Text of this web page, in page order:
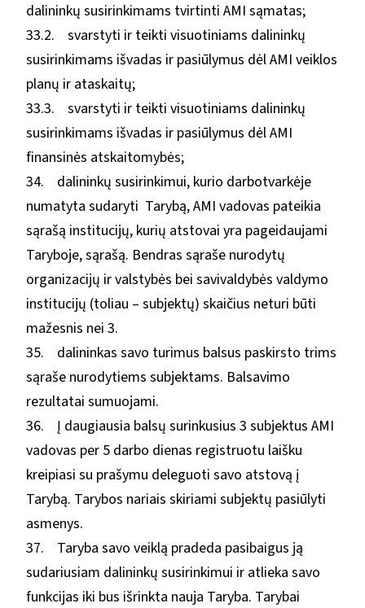
dalininkų susirinkimams tvirtinti AMI sąmatas;
33.2. svarstyti ir teikti visuotiniams dalininkų
susirinkimams išvadas ir pasiūlymus dėl AMI veiklos
planų ir ataskaitų;
33.3. svarstyti ir teikti visuotiniams dalininkų
susirinkimams išvadas ir pasiūlymus dėl AMI
finansinės atskaitomybės;
34. dalininkų susirinkimui, kurio darbotvarkėje
numatyta sudaryti Tarybą, AMI vadovas pateikia
sąrašą institucijų, kurių atstovai yra pageidaujami
Taryboje, sąrašą. Bendras sąraše nurodytų
organizacijų ir valstybės bei savivaldybės valdymo
institucijų (toliau – subjektų) skaičius neturi būti
mažesnis nei 3.
35. dalininkas savo turimus balsus paskirsto trims
sąraše nurodytiems subjektams. Balsavimo
rezultatai sumuojami.
36. Į daugiausia balsų surinkusius 3 subjektus AMI
vadovas per 5 darbo dienas registruotu laišku
kreipiasi su prašymu deleguoti savo atstovą į
Tarybą. Tarybos nariais skiriami subjektų pasiūlyti
asmenys.
37. Taryba savo veiklą pradeda pasibaigus ją
sudariusiam dalininkų susirinkimui ir atlieka savo
funkcijas iki bus išrinkta nauja Taryba. Tarybai